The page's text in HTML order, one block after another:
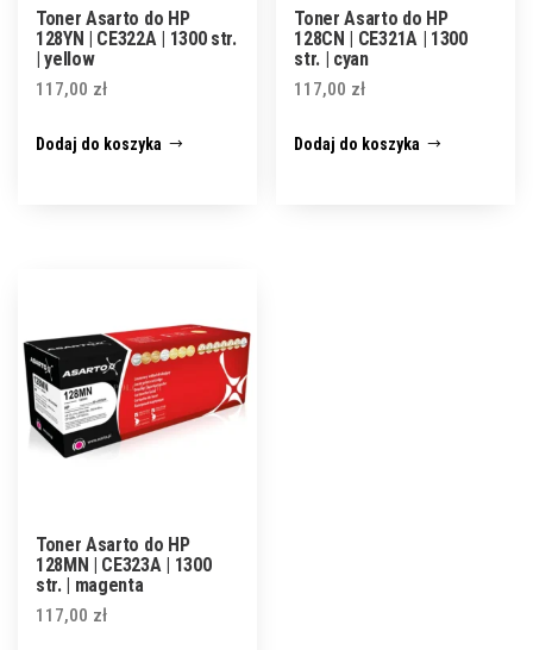
Toner Asarto do HP
128YN | CE322A | 1300 str.
| yellow
117,00 zł
Dodaj do koszyka
Toner Asarto do HP
128CN | CE321A | 1300
str. | cyan
117,00 zł
Dodaj do koszyka
Toner Asarto do HP
128MN | CE323A | 1300
str. | magenta
117,00 zł